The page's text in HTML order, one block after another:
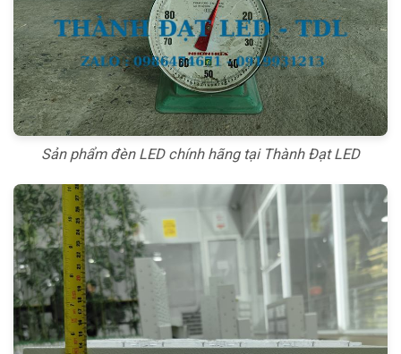
Sản phẩm đèn LED chính hãng tại Thành Đạt LED